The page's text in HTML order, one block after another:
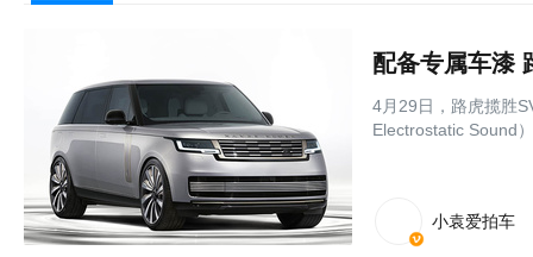
配备专属车漆
4月29日，路虎揽胜
Electrostatic Sound
小袁爱拍车